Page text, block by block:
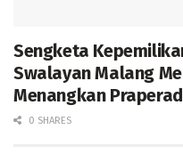
Sengketa
Swalayan Malang
Menangkan
0 SHARES